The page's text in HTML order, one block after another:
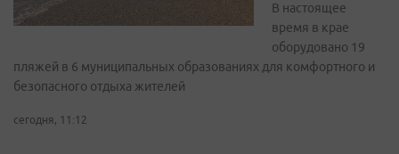
В настоящее
время в крае
оборудовано 19
пляжей в 6 муниципальных образованиях для комфортного и
безопасного отдыха жителей
сегодня, 11:12